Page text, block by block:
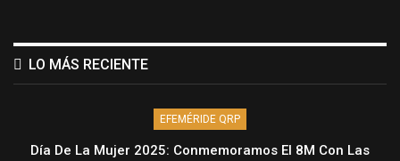
LO MÁS RECIENTE
EFEMÉRIDE QRP
Día De La Mujer 2025: Conmemoramos El 8M Con Las